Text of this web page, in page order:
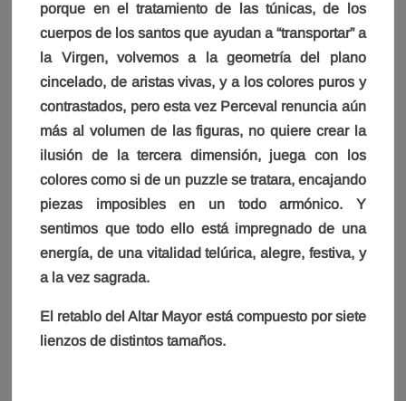
porque en el tratamiento de las túnicas, de los
cuerpos de los santos que ayudan a “transportar” a
la Virgen, volvemos a la geometría del plano
cincelado, de aristas vivas, y a los colores puros y
contrastados, pero esta vez Perceval renuncia aún
más al volumen de las figuras, no quiere crear la
ilusión de la tercera dimensión, juega con los
colores como si de un puzzle se tratara, encajando
piezas imposibles en un todo armónico. Y
sentimos que todo ello está impregnado de una
energía, de una vitalidad telúrica, alegre, festiva, y
a la vez sagrada.
El retablo del Altar Mayor está compuesto por siete
lienzos de distintos tamaños.